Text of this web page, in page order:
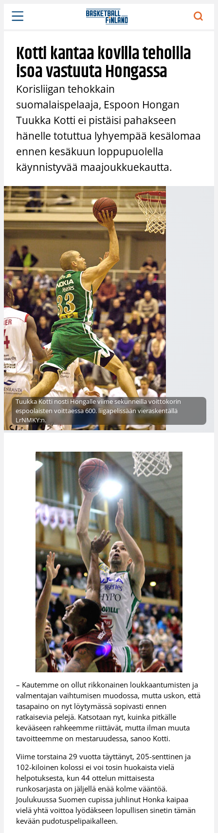
Siirry
sisältöön
Kotti kantaa kovilla tehoilla
isoa vastuuta Hongassa
Korisliigan tehokkain
suomalaispelaaja, Espoon Hongan
Tuukka Kotti ei pistäisi pahakseen
hänelle totuttua lyhyempää kesälomaa
ennen kesäkuun loppupuolella
käynnistyvää maajoukkuekautta.
Tuukka Kotti nosti Hongalle viime sekunneilla voittokorin
espoolaisten voittaessa 600. liigapelissään vieraskentällä
LrNMKY:n.
– Kautemme on ollut rikkonainen loukkaantumisten ja
valmentajan vaihtumisen muodossa, mutta uskon, että
tasapaino on nyt löytymässä sopivasti ennen
ratkaisevia pelejä. Katsotaan nyt, kuinka pitkälle
kevääseen rahkeemme riittävät, mutta ilman muuta
tavoitteemme on mestaruudessa, sanoo Kotti.
Viime torstaina 29 vuotta täyttänyt, 205-senttinen ja
102-kiloinen kolossi ei voi tosin huokaista vielä
helpotuksesta, kun 44 ottelun mittaisesta
runkosarjasta on jäljellä enää kolme vääntöä.
Joulukuussa Suomen cupissa juhlinut Honka kaipaa
vielä yhtä voittoa lyödäkseen lopullisen sinetin tämän
kevään pudotuspelipaikalleen.